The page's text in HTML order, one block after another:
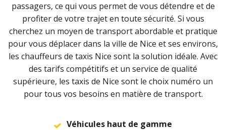
passagers, ce qui vous permet de vous détendre et de
profiter de votre trajet en toute sécurité. Si vous
cherchez un moyen de transport abordable et pratique
pour vous déplacer dans la ville de Nice et ses environs,
les chauffeurs de taxis Nice sont la solution idéale. Avec
des tarifs compétitifs et un service de qualité
supérieure, les taxis de Nice sont le choix numéro un
pour tous vos besoins en matière de transport.
Véhicules haut de gamme